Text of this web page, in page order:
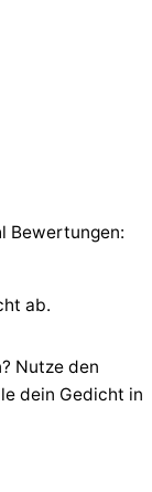
Bewertungen:
ab.
Nutze den
dein Gedicht in